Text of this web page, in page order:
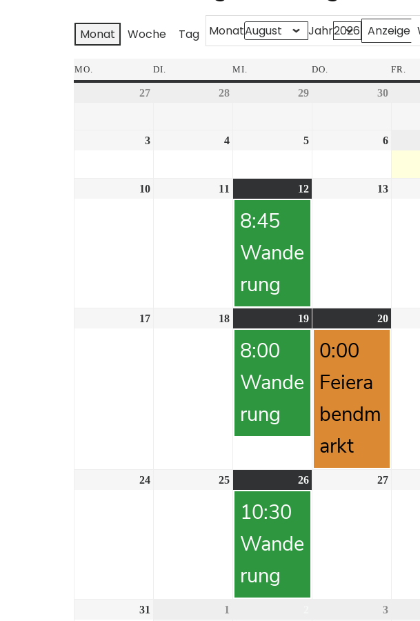
Monat Woche Tag Monat Jahr
MO. DI. MI. DO. FR.
27 28 29 30
3 4 5 6
10 11 12
8:45
Wande
rung
13
17 18 19
8:00
Wande
rung
20
0:00
Feiera
bendm
arkt
24 25 26
10:30
Wande
rung
27
31 1 3